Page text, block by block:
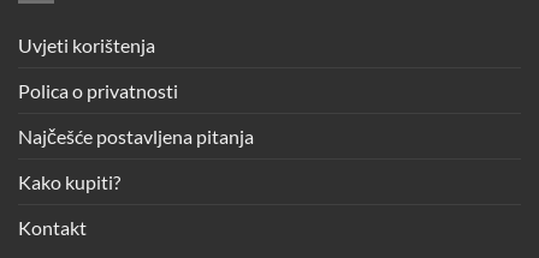
Uvjeti korištenja
Polica o privatnosti
Najčešće postavljena pitanja
Kako kupiti?
Kontakt